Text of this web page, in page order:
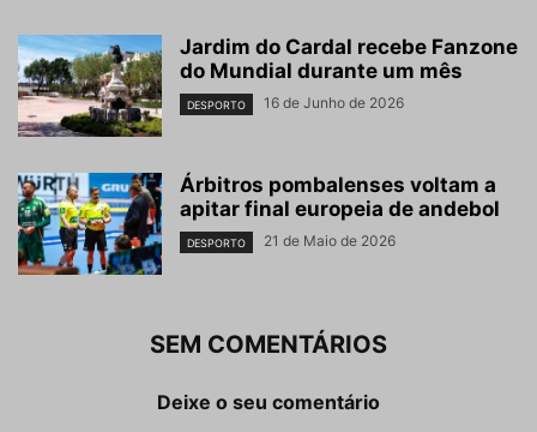
Jardim do Cardal recebe Fanzone
do Mundial durante um mês
DESPORTO 16 de Junho de 2026
Árbitros pombalenses voltam a
apitar final europeia de andebol
DESPORTO 21 de Maio de 2026
SEM COMENTÁRIOS
Deixe o seu comentário